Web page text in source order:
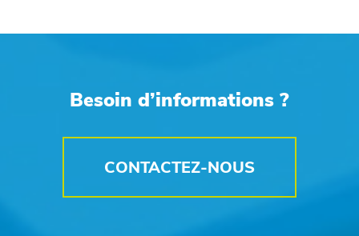
Besoin d’informations ?
CONTACTEZ-NOUS